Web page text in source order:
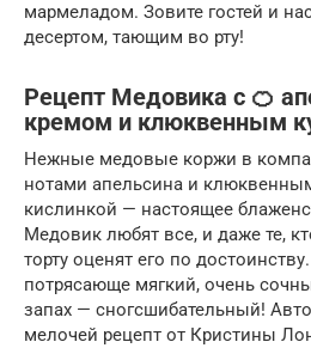
мармеладом. Зовите гостей и
десертом, тающим во рту!
Рецепт Медовика c 🍊
кремом и клюквенным
Нежные медовые коржи в
нотами апельсина и
кислинкой — настоящее
Медовик любят все, и даже те,
торту оценят его по
потрясающе мягкий, очень
запах — сногсшибательный!
мелочей рецепт от Кристины